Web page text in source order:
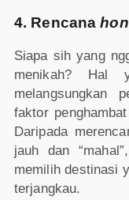
4. Rencana
Siapa sih yang
menikah? Hal
melangsungkan
faktor
Daripada
jauh dan
memilih destinasi
terjangkau.